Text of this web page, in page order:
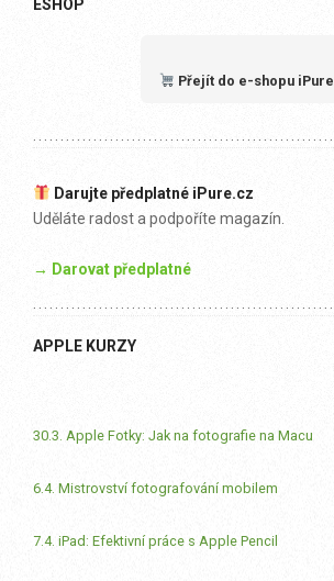
ESHOP
Přejít do e-shopu iPure
Darujte předplatné iPure.cz
Uděláte radost a podpoříte magazín.
→ Darovat předplatné
APPLE KURZY
30.3. Apple Fotky: Jak na fotografie na Macu
6.4. Mistrovství fotografování mobilem
7.4. iPad: Efektivní práce s Apple Pencil